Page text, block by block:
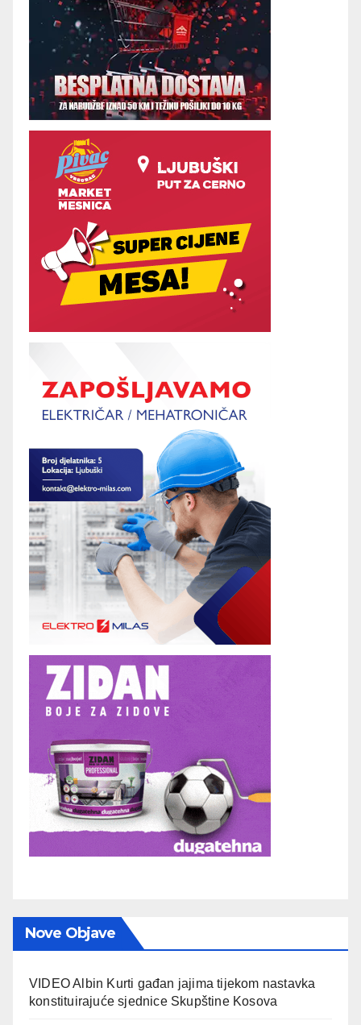
Nove Objave
VIDEO Albin Kurti gađan jajima tijekom nastavka
konstituirajuće sjednice Skupštine Kosova